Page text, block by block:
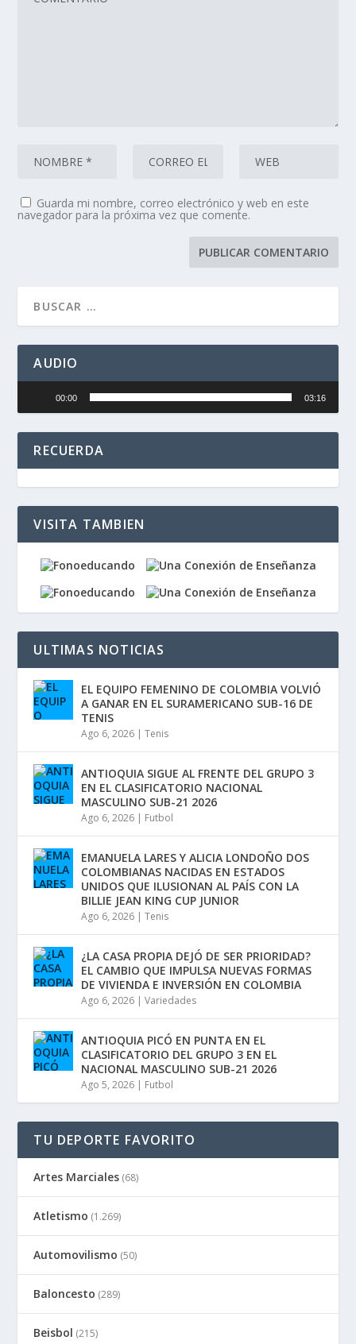
Guarda mi nombre, correo electrónico y web en este
navegador para la próxima vez que comente.
AUDIO
00:00 03:16
RECUERDA
VISITA TAMBIEN
ULTIMAS NOTICIAS
EL EQUIPO FEMENINO DE COLOMBIA VOLVIÓ
A GANAR EN EL SURAMERICANO SUB-16 DE
TENIS
Ago 6, 2026 |Tenis
ANTIOQUIA SIGUE AL FRENTE DEL GRUPO 3
EN EL CLASIFICATORIO NACIONAL
MASCULINO SUB-21 2026
Ago 6, 2026 | Futbol
EMANUELA LARES Y ALICIA LONDOÑO DOS
COLOMBIANAS NACIDAS EN ESTADOS
UNIDOS QUE ILUSIONAN AL PAÍS CON LA
BILLIE JEAN KING CUP JUNIOR
Ago 6, 2026 |Tenis
¿LA CASA PROPIA DEJÓ DE SER PRIORIDAD?
EL CAMBIO QUE IMPULSA NUEVAS FORMAS
DE VIVIENDA E INVERSIÓN EN COLOMBIA
Ago 6, 2026 |Variedades
ANTIOQUIA PICÓ EN PUNTA EN EL
CLASIFICATORIO DEL GRUPO 3 EN EL
NACIONAL MASCULINO SUB-21 2026
Ago 5, 2026 | Futbol
TU DEPORTE FAVORITO
Artes Marciales (68)
Atletismo (1.269)
Automovilismo (50)
Baloncesto (289)
Beisbol (215)